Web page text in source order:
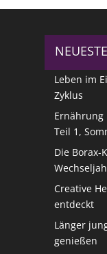
Leben im
Zyklus
Ernährung
Teil 1,
Die Borax-
Creative
entdeckt
Länger
genießen